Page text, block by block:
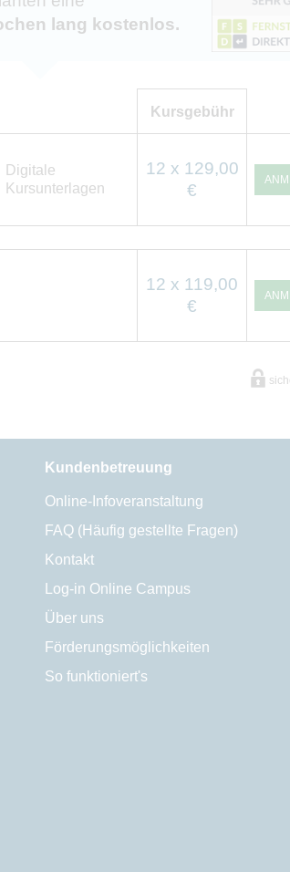
lang kostenlos.
Digitale
Kursunterlagen
Kursgebühr
12 x 129,00
€
12 x 119,00
€
Kundenbetreuung
Online-Infoveranstaltung
FAQ (Häufig gestellte Fragen)
Kontakt
Log-in Online Campus
Über uns
Förderungsmöglichkeiten
So funktioniert's